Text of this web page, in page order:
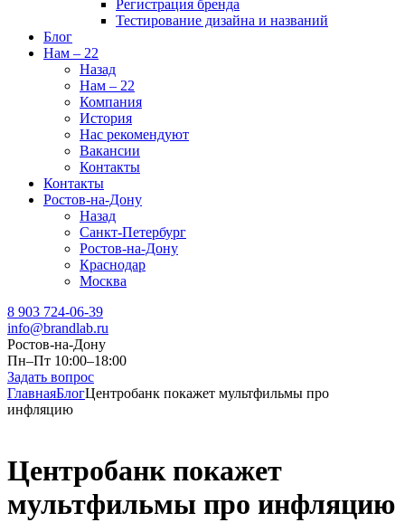
Регистрация бренда
Тестирование дизайна и названий
Блог
Нам – 22
Назад
Нам – 22
Компания
История
Нас рекомендуют
Вакансии
Контакты
Контакты
Ростов-на-Дону
Назад
Санкт-Петербург
Ростов-на-Дону
Краснодар
Москва
8 903 724-06-39
info@brandlab.ru
Ростов-на-Дону
Пн–Пт 10:00–18:00
Задать вопрос
ГлавнаяБлогЦентробанк покажет мультфильмы про
инфляцию
Центробанк покажет
мультфильмы про инфляцию